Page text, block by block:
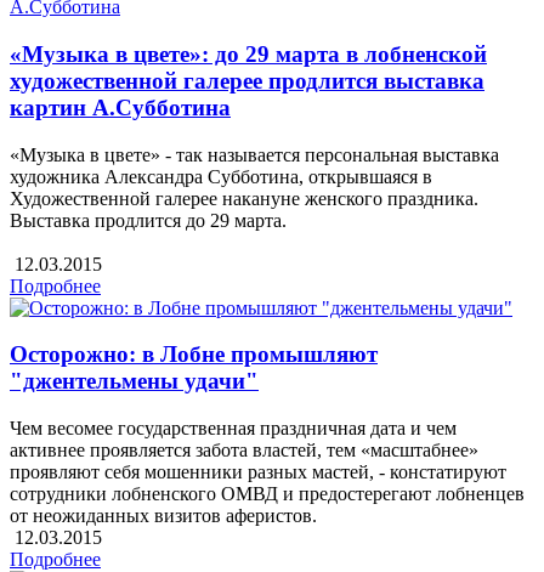
«Музыка в цвете»: до 29 марта в лобненской
художественной галерее продлится выставка
картин А.Субботина
«Музыка в цвете» - так называется персональная выставка
художника Александра Субботина, открывшаяся в
Художественной галерее накануне женского праздника.
Выставка продлится до 29 марта.
12.03.2015
Подробнее
Осторожно: в Лобне промышляют
"джентельмены удачи"
Чем весомее государственная праздничная дата и чем
активнее проявляется забота властей, тем «масштабнее»
проявляют себя мошенники разных мастей, - констатируют
сотрудники лобненского ОМВД и предостерегают лобненцев
от неожиданных визитов аферистов.
12.03.2015
Подробнее